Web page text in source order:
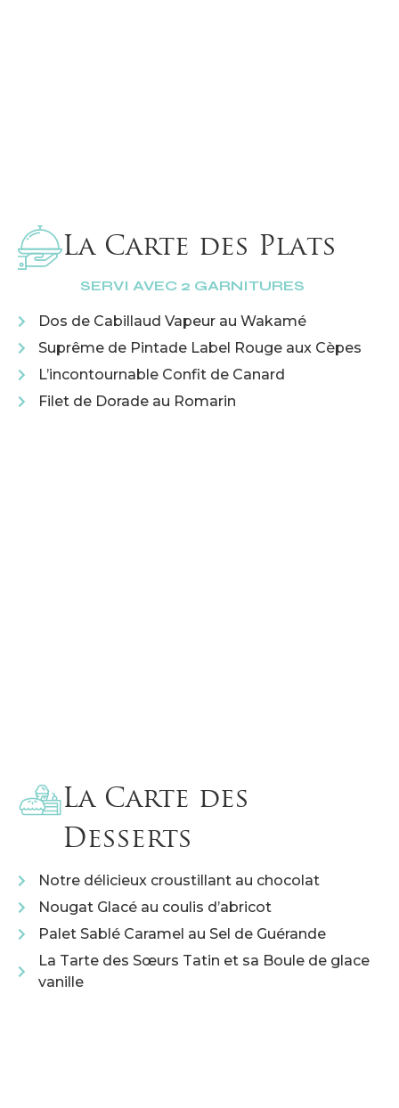
La Carte des Plats
SERVI AVEC 2 GARNITURES
Dos de Cabillaud Vapeur au Wakamé
Suprême de Pintade Label Rouge aux Cèpes
L’incontournable Confit de Canard
Filet de Dorade au Romarin
La Carte des
Desserts
Notre délicieux croustillant au chocolat
Nougat Glacé au coulis d’abricot
Palet Sablé Caramel au Sel de Guérande
La Tarte des Sœurs Tatin et sa Boule de glace
vanille